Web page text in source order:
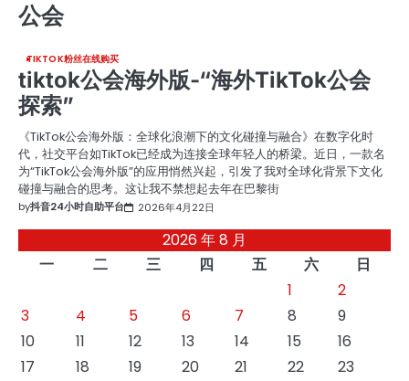
公会
TIKTOK粉丝在线购买
tiktok公会海外版-“海外TikTok公会
探索”
《TikTok公会海外版：全球化浪潮下的文化碰撞与融合》在数字化时
代，社交平台如TikTok已经成为连接全球年轻人的桥梁。近日，一款名
为“TikTok公会海外版”的应用悄然兴起，引发了我对全球化背景下文化
碰撞与融合的思考。这让我不禁想起去年在巴黎街
by抖音24小时自助平台 2026年4月22日
2026 年 8 月
一
二 三 四 五 六
日
1
2
3
4 5 6 7 8
9
10
11 12 13 14 15
16
17
18 19 20 21 22
23